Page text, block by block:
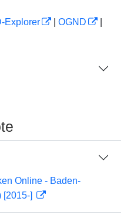
Explorer OGND
Online - Baden-
[2015-]